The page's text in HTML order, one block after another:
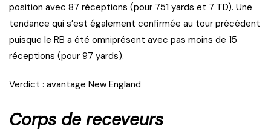
position avec 87 réceptions (pour 751 yards et 7 TD). Une
tendance qui s’est également confirmée au tour précédent
puisque le RB a été omniprésent avec pas moins de 15
réceptions (pour 97 yards).
Verdict : avantage New England
Corps de receveurs